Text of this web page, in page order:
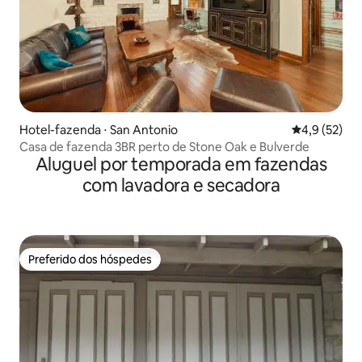
Hotel-fazenda ⋅ San Antonio 4,9 de uma
4,9 (52)
Casa de fazenda 3BR perto de Stone Oak e Bulverde
Aluguel por temporada em fazendas
com lavadora e secadora
Preferido dos hóspedes
Preferido dos hóspedes